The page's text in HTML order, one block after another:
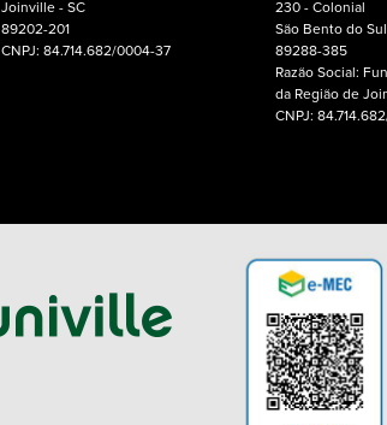
Joinville - SC
89202-201
CNPJ: 84.714.682/0004-37
230 - Colonial
São Bento do
89288-385
Razão Social:
da Região de
CNPJ: